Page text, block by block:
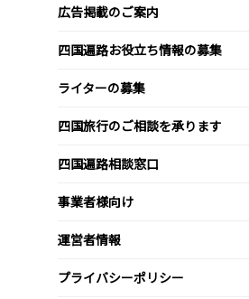
広告掲載のご案内
四国遍路お役立ち情報の募集
ライターの募集
四国旅行のご相談を承ります
四国遍路相談窓口
事業者様向け
運営者情報
プライバシーポリシー